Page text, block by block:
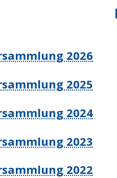
2026
2025
2024
2023
2022